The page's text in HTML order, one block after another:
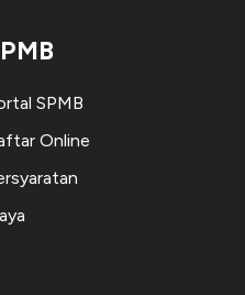
SPMB
Online